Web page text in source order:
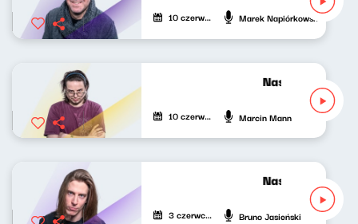
10 czerwca 2021 Marek Napiórkowski
Nasze nocne
10 czerwca 2021 Marcin Mann
Nasze nocne
3 czerwca 2021 Bruno Jasieński